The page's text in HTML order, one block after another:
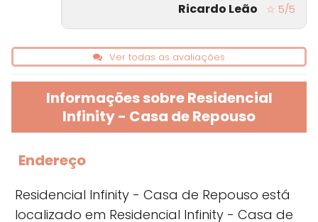
Ricardo Leão
☆ 5/5
Ver todas as avaliações
Informações sobre Residencial
Infinity - Casa de Repouso
Endereço
Residencial Infinity - Casa de Repouso está
localizado em Residencial Infinity - Casa de